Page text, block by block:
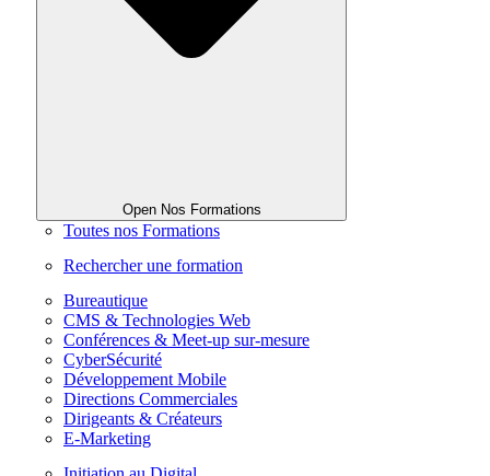
Open Nos Formations
Toutes nos Formations
Rechercher une formation
Bureautique
CMS & Technologies Web
Conférences & Meet-up sur-mesure
CyberSécurité
Développement Mobile
Directions Commerciales
Dirigeants & Créateurs
E-Marketing